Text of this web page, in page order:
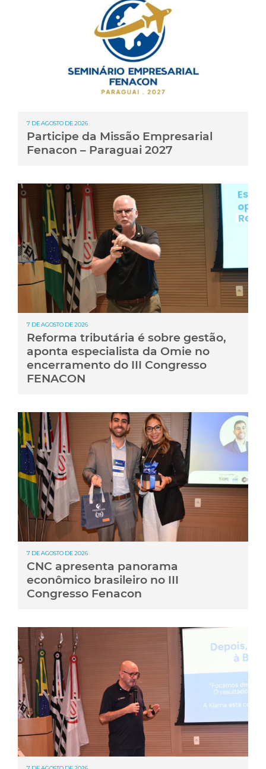
7 DE AGOSTO DE 2026
Participe da Missão Empresarial
Fenacon – Paraguai 2027
7 DE AGOSTO DE 2026
Reforma tributária é sobre gestão,
aponta especialista da Omie no
encerramento do III Congresso
FENACON
7 DE AGOSTO DE 2026
CNC apresenta panorama
econômico brasileiro no III
Congresso Fenacon